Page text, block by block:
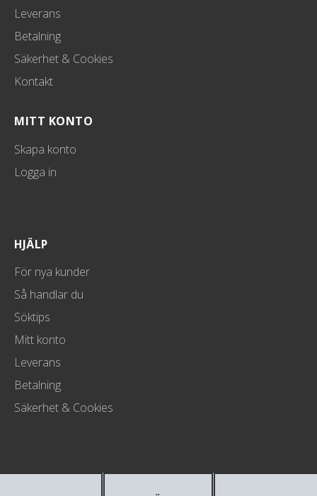
Leverans
Betalning
Säkerhet & Cookies
Kontakt
MITT KONTO
Skapa konto
Logga in
HJÄLP
För nya kunder
Så handlar du
Söktips
Mitt konto
Leverans
Betalning
Säkerhet & Cookies